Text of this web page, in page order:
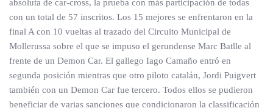
absoluta de car-cross, la prueba con más participación de todas
con un total de 57 inscritos. Los 15 mejores se enfrentaron en la
final A con 10 vueltas al trazado del Circuito Municipal de
Mollerussa sobre el que se impuso el gerundense Marc Batlle al
frente de un Demon Car. El gallego Iago Camaño entró en
segunda posición mientras que otro piloto catalán, Jordi Puigvert
también con un Demon Car fue tercero. Todos ellos se pudieron
beneficiar de varias sanciones que condicionaron la classificación